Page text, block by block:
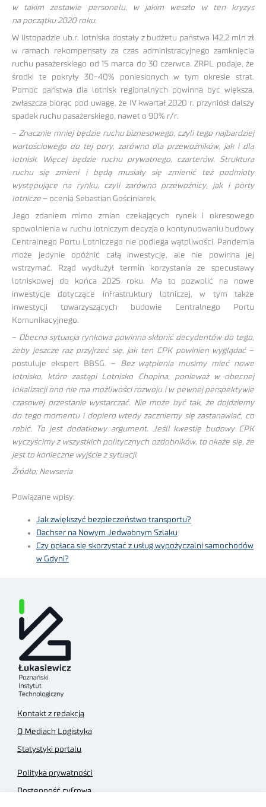
w takim zestawie personelu, w jakim weszło w ten kryzys
na początku 2020 roku.
W listopadzie ub.r. lotniska dostały z budżetu państwa 142,2 mln zł
w ramach rekompensaty za czas administracyjnego zamknięcia
ruchu pasażerskiego od 15 marca do 30 czerwca. ZRPL podaje, że
środki te pokryły 30-40% poniesionych w tym okresie strat.
Pomoc państwa dla lotnisk regionalnych powinna być większa,
zwłaszcza biorąc pod uwagę, że IV kwartał 2020 r. przyniósł dalszy
spadek ruchu pasażerskiego, nawet o 90% r/r.
– Znacznie mniej będzie ruchu biznesowego, czyli tego najbardziej
wartościowego do tej pory, zarówno dla przewoźników, jak i dla
lotnisk. Więcej będzie ruchu prywatnego, czarterów. Struktura
ruchu się zmieni i będą musiały się zmienić też podmioty
występujące na rynku, czyli zarówno przewoźnicy, jak i porty
lotnicze – ocenia Sebastian Gościniarek.
Jego zdaniem mimo zmian czekających rynek i okresowego
spowolnienia w ruchu lotniczym decyzja o kontynuowaniu budowy
Centralnego Portu Lotniczego nie podlega wątpliwości. Pandemia
może jedynie opóźnić całą inwestycję, ale nie powinna jej
wstrzymać. Rząd wydłużył termin korzystania ze specustawy
lotniskowej do końca 2025 roku. Ma to pozwolić na nowe
inwestycje dotyczące infrastruktury lotniczej, w tym także
inwestycji towarzyszących budowie Centralnego Portu
Komunikacyjnego.
– Obecna sytuacja rynkowa powinna skłonić decydentów do tego,
żeby jeszcze raz przyjrzeć się, jak ten CPK powinien wyglądać–
postuluje ekspert BBSG. –
Bez wątpienia musimy mieć nowe
lotnisko, które zastąpi Lotnisko Chopina, ponieważ w obecnej
lokalizacji ono nie ma możliwości rozwoju i w pewnej perspektywie
czasowej przestanie wystarczać. Nie może być tak, że dojdziemy
do tego momentu i dopiero wtedy zaczniemy się zastanawiać, co
robić. To jest dodatkowy argument. Jeśli kwestię budowy CPK
wyczyścimy z wszystkich politycznych ozdobników, to okaże się, że
jest to konieczne wyjście z sytuacji.
Źródło: Newseria
Powiązane wpisy:
Jak zwiększyć bezpieczeństwo transportu?
Dachser na Nowym Jedwabnym Szlaku
Czy opłaca się skorzystać z usług wypożyczalni samochodów
w Gdyni?
Kontakt z redakcją
O Mediach Logistyka
Statystyki portalu
Polityka prywatności
Dostępność cyfrowa